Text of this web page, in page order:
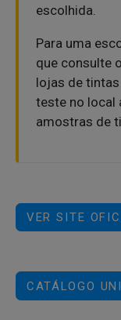
escolhida.
Para uma
que consulte
lojas de
teste no local
amostras de
VER SITE
CATÁLOGO